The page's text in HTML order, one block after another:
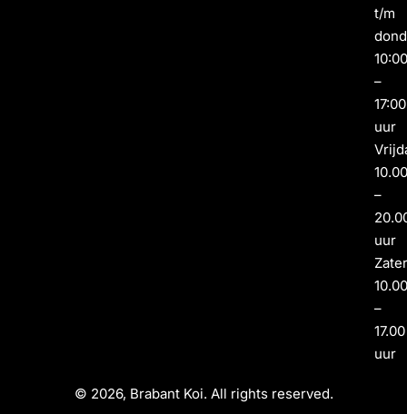
t/m
–
17:00
uur
–
uur
–
17.00
uur
© 2026, Brabant Koi. All rights reserved.